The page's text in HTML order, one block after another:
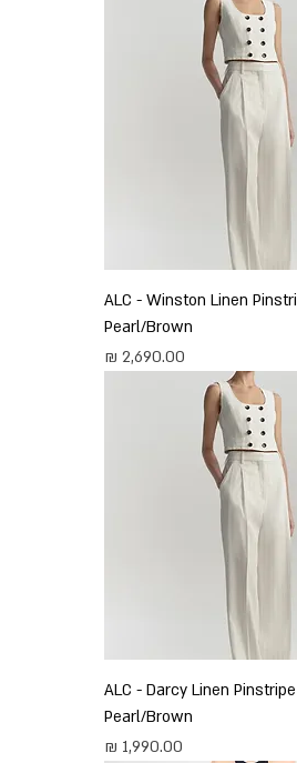
ALC - Winston Linen
Pearl/Brown
מחיר
ALC - Darcy Linen
Pearl/Brown
מחיר